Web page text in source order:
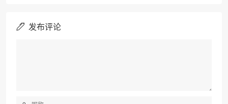
发布评论